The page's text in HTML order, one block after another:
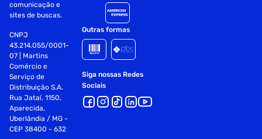
comunicação e
sites de buscas.
CNPJ
43.214.055/0001-
07 | Martins
Comércio e
Serviço de
Distribuição S.A.
Rua Jataí, 1150,
Aparecida,
Uberlândia / MG -
CEP 38400 - 632
Outras formas
Siga nossas Redes
Sociais